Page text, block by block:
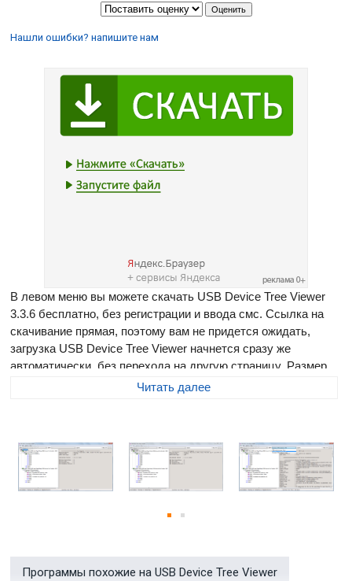
Нашли ошибки? напишите нам
В левом меню вы можете скачать USB Device Tree Viewer
3.3.6 бесплатно, без регистрации и ввода смс. Ссылка на
скачивание прямая, поэтому вам не придется ожидать,
загрузка USB Device Tree Viewer начнется сразу же
автоматически, без перехода на другую страницу. Размер
программы составляет 413.09 Мб
подключенных через USB порты устройствах. Все
существующие USB хосты отображаются в виде
древовидного списка, что делает максимально удобным
не требует установки.
Читать далее
Программы похожие на USB Device Tree Viewer